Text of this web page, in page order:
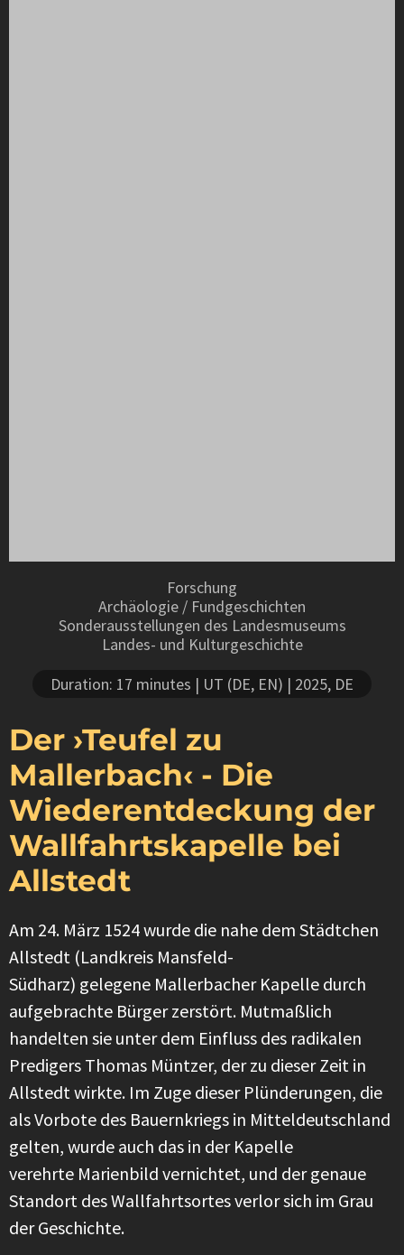
Forschung
Archäologie / Fundgeschichten
Sonderausstellungen des Landesmuseums
Landes- und Kulturgeschichte
Duration: 17 minutes | UT (DE, EN) | 2025, DE
Der ›Teufel zu
Mallerbach‹ - Die
Wiederentdeckung der
Wallfahrtskapelle bei
Allstedt
Am 24. März 1524 wurde die nahe dem Städtchen
Allstedt (Landkreis Mansfeld-
Südharz) gelegene Mallerbacher Kapelle durch
aufgebrachte Bürger zerstört. Mutmaßlich
handelten sie unter dem Einfluss des radikalen
Predigers Thomas Müntzer, der zu dieser Zeit in
Allstedt wirkte. Im Zuge dieser Plünderungen, die
als Vorbote des Bauernkriegs in Mitteldeutschland
gelten, wurde auch das in der Kapelle
verehrte Marienbild vernichtet, und der genaue
Standort des Wallfahrtsortes verlor sich im Grau
der Geschichte.